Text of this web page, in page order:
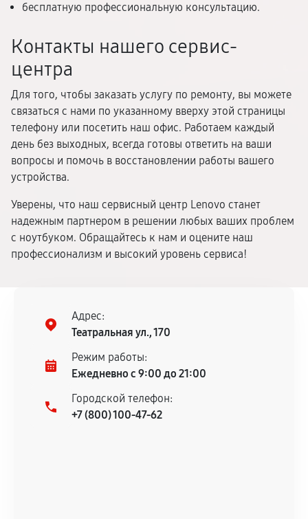
бесплатную профессиональную консультацию.
Контакты нашего сервис-
центра
Для того, чтобы заказать услугу по ремонту, вы можете
связаться с нами по указанному вверху этой страницы
телефону или посетить наш офис. Работаем каждый
день без выходных, всегда готовы ответить на ваши
вопросы и помочь в восстановлении работы вашего
устройства.
Уверены, что наш сервисный центр Lenovo станет
надежным партнером в решении любых ваших проблем
с ноутбуком. Обращайтесь к нам и оцените наш
профессионализм и высокий уровень сервиса!
Адрес:
Театральная ул., 170
Режим работы:
Ежедневно с 9:00 до 21:00
Городской телефон:
+7 (800) 100-47-62